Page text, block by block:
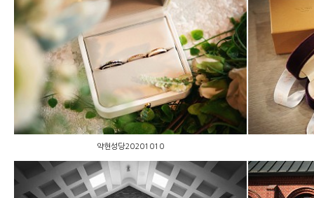
약현성당20201010
약현성당20201010